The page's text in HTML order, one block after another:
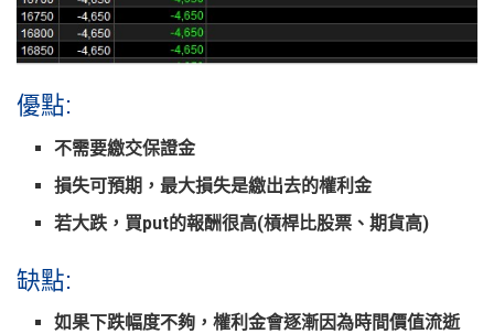
優點:
不需要繳交保證金
損失可預期，最大損失是繳出去的權利金
若大跌，買put的報酬很高(槓桿比股票、期貨高)
缺點:
如果下跌幅度不夠，權利金會逐漸因為時間價值流逝